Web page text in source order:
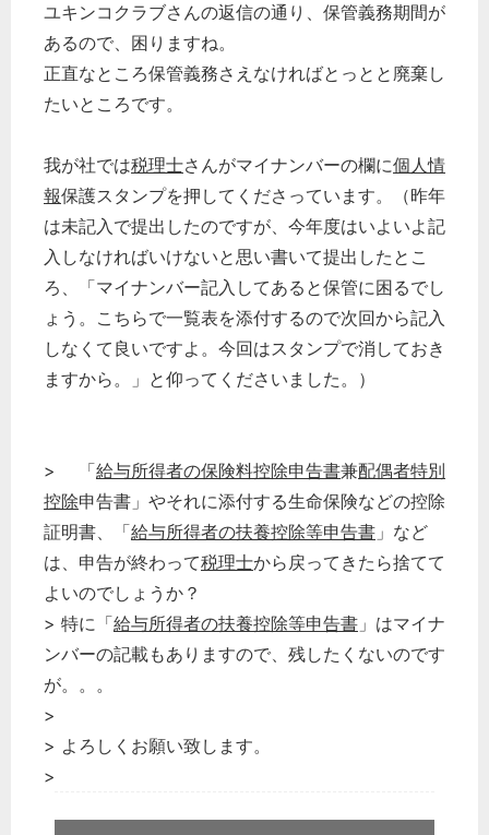
ユキンコクラブさんの返信の通り、保管義務期間が
あるので、困りますね。
正直なところ保管義務さえなければとっとと廃棄し
たいところです。
我が社では税理士さんがマイナンバーの欄に個人情
報保護スタンプを押してくださっています。（昨年
は未記入で提出したのですが、今年度はいよいよ記
入しなければいけないと思い書いて提出したとこ
ろ、「マイナンバー記入してあると保管に困るでし
ょう。こちらで一覧表を添付するので次回から記入
しなくて良いですよ。今回はスタンプで消しておき
ますから。」と仰ってくださいました。）
> 「給与所得者の保険料控除申告書兼配偶者特別
控除申告書」やそれに添付する生命保険などの控除
証明書、「給与所得者の扶養控除等申告書 」など
は、申告が終わって税理士から戻ってきたら捨てて
よいのでしょうか？
> 特に「給与所得者の扶養控除等申告書 」はマイナ
ンバーの記載もありますので、残したくないのです
が。。。
>
> よろしくお願い致します。
>